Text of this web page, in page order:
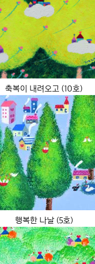
축복이 내려오고 (10호)
행복한 나날 (5호)